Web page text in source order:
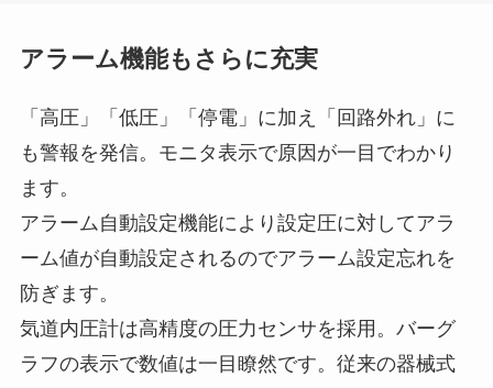
アラーム機能もさらに充実
「高圧」「低圧」「停電」に加え「回路外れ」に
も警報を発信。モニタ表示で原因が一目でわかり
ます。
アラーム自動設定機能により設定圧に対してアラ
ーム値が自動設定されるのでアラーム設定忘れを
防ぎます。
気道内圧計は高精度の圧力センサを採用。バーグ
ラフの表示で数値は一目瞭然です。従来の器械式